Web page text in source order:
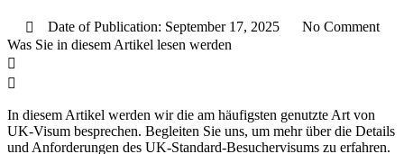
Date of Publication: September 17, 2025
No Comment
Was Sie in diesem Artikel lesen werden
In diesem Artikel werden wir die am häufigsten genutzte Art von
UK-Visum besprechen. Begleiten Sie uns, um mehr über die Details
und Anforderungen des UK-Standard-Besuchervisums zu erfahren.